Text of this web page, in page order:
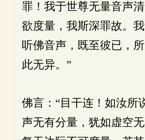
罪！我于世尊无量音声
欲度量，我斯深罪故。
听佛音声，既至彼已，
此无异。”
佛言：“目干连！如汝所
声无有分量，犹如虚空无